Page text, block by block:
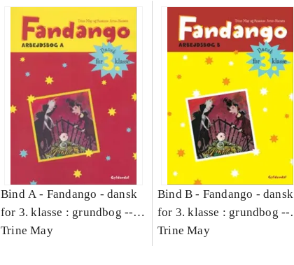
Bind A - Fandango - dansk
for 3. klasse : grundbog --
Arbejdsbog. Bind A
Trine May
Bind B - Fandango - dansk
for 3. klasse : grundbog --
Arbejdsbog. Bind B
Trine May